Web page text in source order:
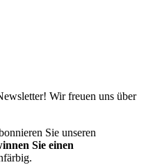
Wir freuen uns über
Sie unseren
Sie einen